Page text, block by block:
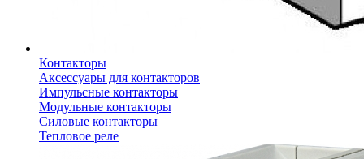
Контакторы
Аксессуары для контакторов
Импульсные контакторы
Модульные контакторы
Силовые контакторы
Тепловое реле